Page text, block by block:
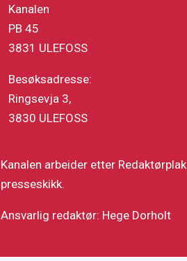
Kanalen
PB 45
3831 ULEFOSS
Besøksadresse:
Ringsevja 3,
3830 ULEFOSS
Kanalen arbeider etter
presseskikk.
Ansvarlig redaktør: Hege Dorholt